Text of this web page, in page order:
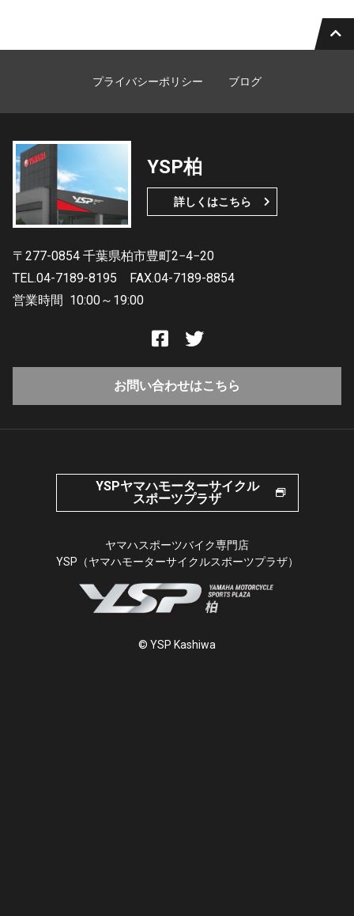
プライバシーポリシー ブログ
YSP柏
詳しくはこちら
〒277-0854 千葉県柏市豊町2−4−20
TEL.04-7189-8195
FAX.04-7189-8854
営業時間 10:00～19:00
お問い合わせはこちら
YSPヤマハモーターサイクル
スポーツプラザ
ヤマハスポーツバイク専門店
YSP（ヤマハモーターサイクルスポーツプラザ）
© YSP Kashiwa